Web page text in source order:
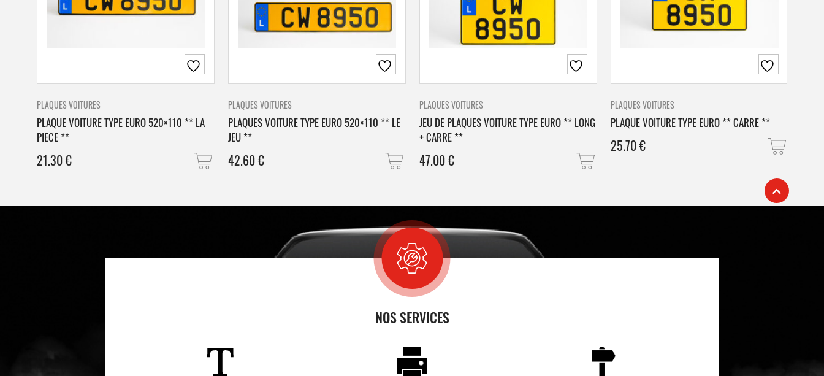
PLAQUES VOITURES
PLAQUE VOITURE TYPE EURO 520×110 ** LA
PIECE **
21.30€
PLAQUES VOITURES
PLAQUES VOITURE TYPE EURO 520×110 ** LE
JEU **
42.60€
PLAQUES VOITURES
JEU DE PLAQUES VOITURE TYPE EURO ** LONG
+ CARRE **
47.00€
PLAQUES VOITURES
PLAQUE VOITURE TYPE EURO ** CARRE **
25.70€
NOS SERVICES